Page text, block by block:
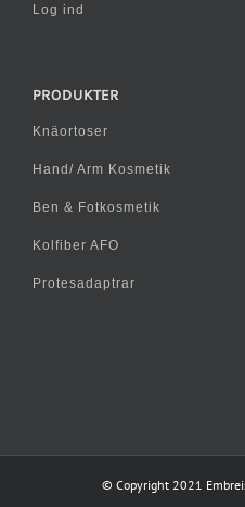
Log ind
PRODUKTER
Knäortoser
Hand/ Arm Kosmetik
Ben & Fotkosmetik
Kolfiber AFO
Protesadaptrar
© Copyright 2021